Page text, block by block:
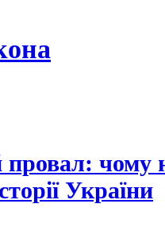
чому
України